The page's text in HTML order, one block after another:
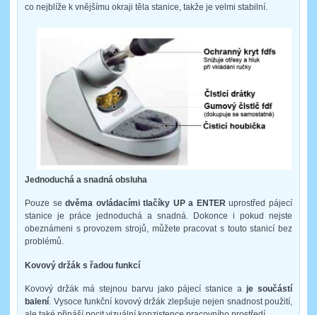
co nejblíže k vnějšímu okraji těla stanice, takže je velmi stabilní.
Jednoduchá a snadná obsluha
Pouze sedvěma ovládacími tlačíky UP a ENTERuprostřed pájecí
stanice je práce jednoduchá a snadná. Dokonce i pokud nejste
obeznámeni s provozem strojů, můžete pracovat s touto stanicí bez
problémů.
Kovový držák s řadou funkcí
Kovový držák má stejnou barvu jako pájecí stanice a je součástí
balení. Vysoce funkční kovový držák zlepšuje nejen snadnost použití,